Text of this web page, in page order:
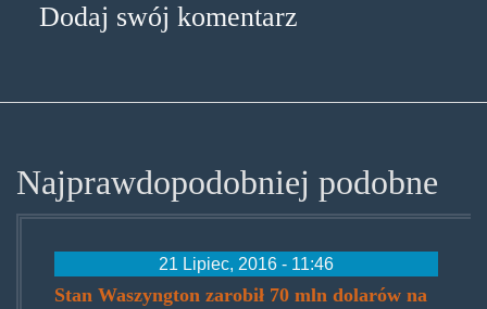
Dodaj swój komentarz
Najprawdopodobniej podobne
21 Lipiec, 2016 - 11:46
Stan Waszyngton zarobił 70 mln dolarów na